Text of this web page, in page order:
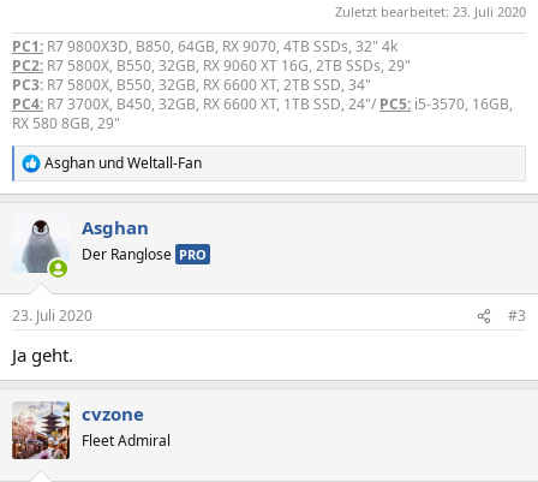
Zuletzt bearbeitet: 23. Juli 2020
PC1: R7 9800X3D, B850, 64GB, RX 9070, 4TB SSDs, 32" 4k
PC2: R7 5800X, B550, 32GB, RX 9060 XT 16G, 2TB SSDs, 29"
PC3: R7 5800X, B550, 32GB, RX 6600 XT, 2TB SSD, 34"
PC4: R7 3700X, B450, 32GB, RX 6600 XT, 1TB SSD, 24"/ PC5: i5-3570, 16GB,
RX 580 8GB, 29"
R
e
t
i
e
:
Asghan undWeltall-Fan
Asghan
Der Ranglose PRO
23. Juli 2020 #3
Ja geht.
cvzone
Fleet Admiral